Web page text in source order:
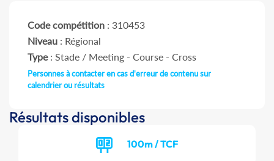
Code compétition : 310453
Niveau : Régional
Type: Stade / Meeting - Course - Cross
Personnes à contacter en cas d'erreur de contenu sur
calendrier ou résultats
Résultats disponibles
100m / TCF